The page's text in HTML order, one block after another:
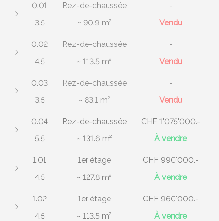
0.01
3.5
Rez-de-chaussée
~ 90.9 m²
-
Vendu
0.02
4.5
Rez-de-chaussée
~ 113.5 m²
-
Vendu
0.03
3.5
Rez-de-chaussée
~ 83.1 m²
-
Vendu
0.04
5.5
Rez-de-chaussée
~ 131.6 m²
CHF 1'075'000.-
À vendre
1.01
4.5
1er étage
~ 127.8 m²
CHF 990'000.-
À vendre
1.02
4.5
1er étage
~ 113.5 m²
CHF 960'000.-
À vendre